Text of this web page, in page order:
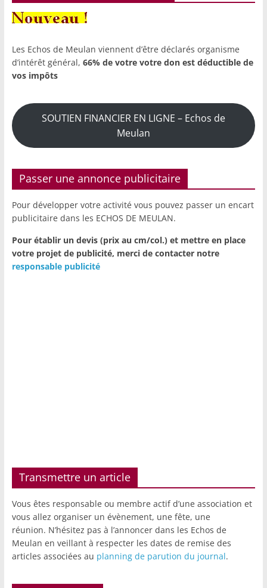
Les Echos de Meulan viennent d’être déclarés organisme
d’intérêt général, 66% de votre votre don est déductible de
vos impôts
SOUTIEN FINANCIER EN LIGNE – Echos de
Meulan
Passer une annonce publicitaire
Pour développer votre activité vous pouvez passer un encart
publicitaire dans les ECHOS DE MEULAN.
Pour établir un devis (prix au cm/col.) et mettre en place
votre projet de publicité, merci de contacter notre
responsable publicité
Transmettre un article
Vous êtes responsable ou membre actif d’une association et
vous allez organiser un évènement, une fête, une
réunion. N’hésitez pas à l’annoncer dans les Echos de
Meulan en veillant à respecter les dates de remise des
articles associées au planning de parution du journal.